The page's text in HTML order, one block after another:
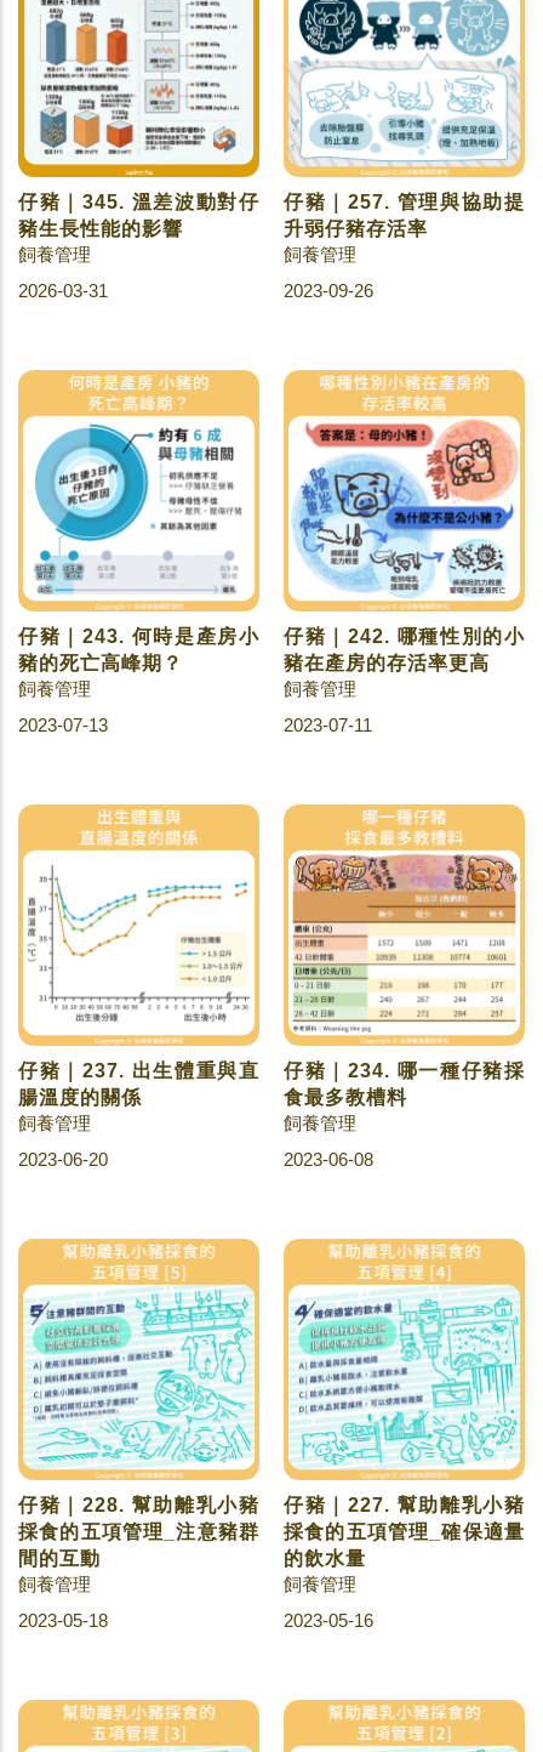
仔豬｜345. 溫差波動對仔
豬生長性能的影響
飼養管理
2026-03-31
仔豬｜257. 管理與協助提
升弱仔豬存活率
飼養管理
2023-09-26
仔豬｜243. 何時是產房小
豬的死亡高峰期？
飼養管理
2023-07-13
仔豬｜242. 哪種性別的小
豬在產房的存活率更高
飼養管理
2023-07-11
仔豬｜237. 出生體重與直
腸溫度的關係
飼養管理
2023-06-20
仔豬｜234. 哪一種仔豬採
食最多教槽料
飼養管理
2023-06-08
仔豬｜228. 幫助離乳小豬
採食的五項管理_注意豬群
間的互動
飼養管理
2023-05-18
仔豬｜227. 幫助離乳小豬
採食的五項管理_確保適量
的飲水量
飼養管理
2023-05-16